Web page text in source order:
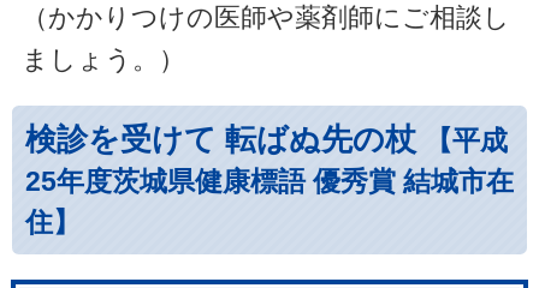
（かかりつけの医師や薬剤師にご相談し
ましょう。）
検診を受けて 転ばぬ先の杖
【平成
25年度茨城県健康標語 優秀賞 結城市在
住】